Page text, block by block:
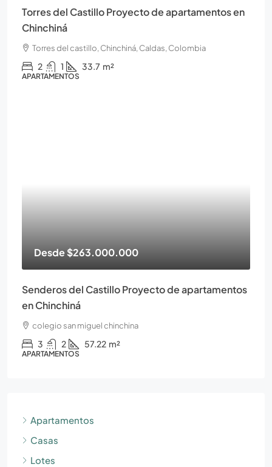
Torres del Castillo Proyecto de apartamentos en
Chinchiná
Torres del castillo, Chinchiná, Caldas, Colombia
2 1 33.7 m²
APARTAMENTOS
Desde$263.000.000
Senderos del Castillo Proyecto de apartamentos
en Chinchiná
colegio san miguel chinchina
3 2 57.22 m²
APARTAMENTOS
Apartamentos
Casas
Lotes